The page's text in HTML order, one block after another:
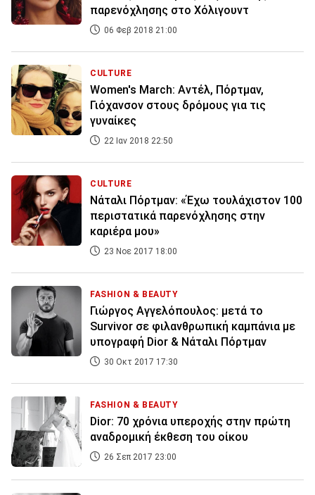
παρενόχλησης στο Χόλιγουντ
06 Φεβ 2018 21:00
CULTURE
Women's March: Αντέλ, Πόρτμαν,
Γιόχανσον στους δρόμους για τις
γυναίκες
22 Ιαν 2018 22:50
CULTURE
Νάταλι Πόρτμαν: «Έχω τουλάχιστον 100
περιστατικά παρενόχλησης στην
καριέρα μου»
23 Νοε 2017 18:00
FASHION & BEAUTY
Γιώργος Αγγελόπουλος: μετά το
Survivor σε φιλανθρωπική καμπάνια με
υπογραφή Dior & Νάταλι Πόρτμαν
30 Οκτ 2017 17:30
FASHION & BEAUTY
Dior: 70 χρόνια υπεροχής στην πρώτη
αναδρομική έκθεση του οίκου
26 Σεπ 2017 23:00